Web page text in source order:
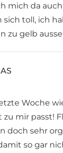
mich da
sich toll, ich
zu gelb
Woche
zu mir passt!
doch sehr
so gar